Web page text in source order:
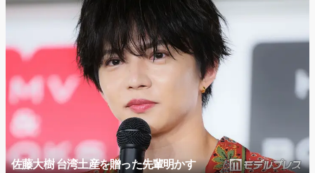
佐藤大樹 台湾土産を贈った先輩明かす